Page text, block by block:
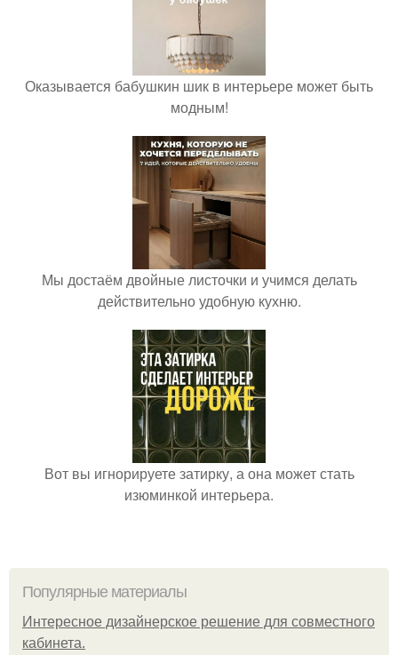
Оказывается бабушкин шик в интерьере может быть
модным!
Мы достаём двойные листочки и учимся делать
действительно удобную кухню.
Вот вы игнорируете затирку, а она может стать
изюминкой интерьера.
Популярные материалы
Интересное дизайнерское решение для совместного
кабинета.